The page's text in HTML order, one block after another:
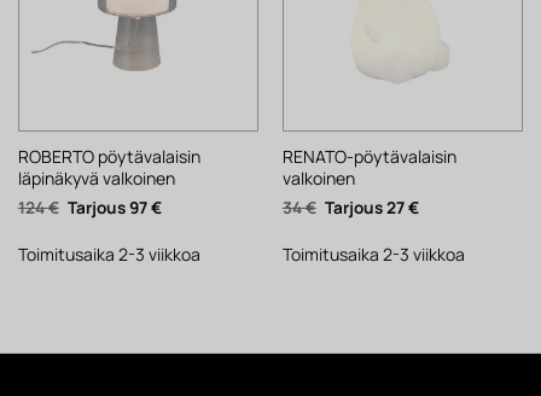
ROBERTO pöytävalaisin
läpinäkyvä valkoinen
124€ Alkuperäinen
hinta
124 €.
97€Nykyinen
97 €.
Toimitusaika 2-3 viikkoa
RENATO-pöytävalaisin
valkoinen
34€ Alkuperäinen
hinta
34 €.
27€Nykyinen
27 €.
Toimitusaika 2-3 viikkoa